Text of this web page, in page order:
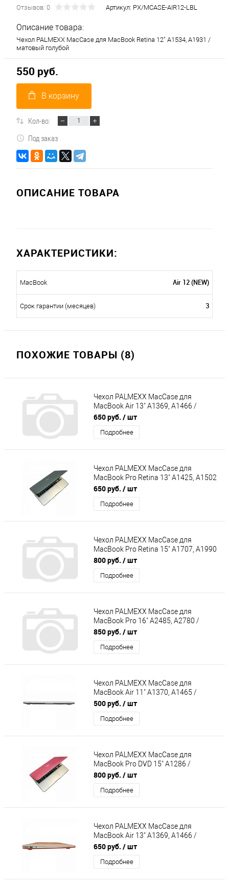
Отзывов: 0 Артикул: PX/MCASE-AIR12-LBL
Описание товара:
Чехол PALMEXX MacCase для MacBook Retina 12" A1534, A1931 /
матовый голубой
550 руб.
В корзину
Кол-во:
Под заказ
ОПИСАНИЕ ТОВАРА
ХАРАКТЕРИСТИКИ:
MacBook Air 12 (NEW)
Срок гарантии (месяцев) 3
ПОХОЖИЕ ТОВАРЫ (8)
Чехол PALMEXX MacCase для
MacBook Air 13" A1369, A1466 /
матовый бирюзовый
650 руб. / шт
Подробнее
Чехол PALMEXX MacCase для
MacBook Pro Retina 13" A1425, A1502
/матовый серый
650 руб. / шт
Подробнее
Чехол PALMEXX MacCase для
MacBook Pro Retina 15" A1707, A1990
/матовый чёрный
800 руб. / шт
Подробнее
Чехол PALMEXX MacCase для
MacBook Pro 16" A2485, A2780 /
матовый белый
850 руб. / шт
Подробнее
Чехол PALMEXX MacCase для
MacBook Air 11" A1370, A1465 /
глянец прозрачный
500 руб. / шт
Подробнее
Чехол PALMEXX MacCase для
MacBook Pro DVD 15" A1286 /
матовый розовый
800 руб. / шт
Подробнее
Чехол PALMEXX MacCase для
MacBook Air 13" A1369, A1466 /
матовый белый
650 руб. / шт
Подробнее